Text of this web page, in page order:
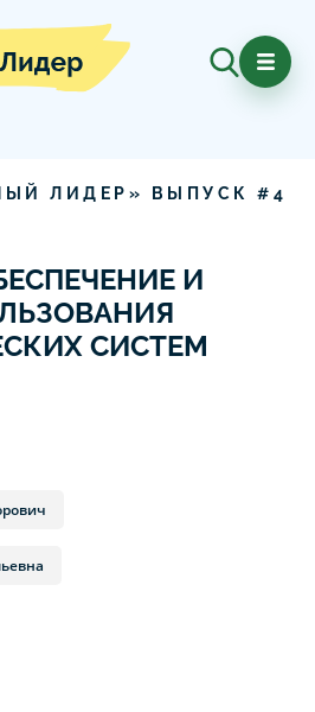
ЛИДЕР» ВЫПУСК # 4
И
СИСТЕМ